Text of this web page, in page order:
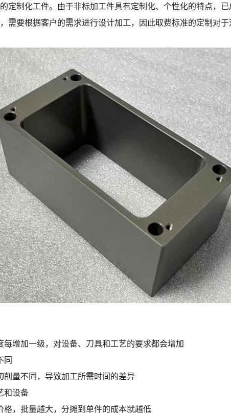
定制化工件。由于非标加工件具有定制化、个性化的特点，
需要根据客户的需求进行设计加工，因此取费标准的定制对
每增加一级，对设备、刀具和工艺的要求都会增加
同
削量不同，导致加工所需时间的差异
和设备
格，批量越大，分摊到单件的成本就越低